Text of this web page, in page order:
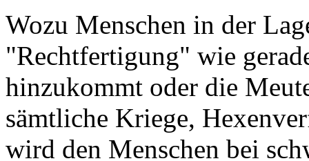
Wozu Menschen in der
"Rechtfertigung" wie
hinzukommt oder die
sämtliche Kriege,
wird den Menschen bei